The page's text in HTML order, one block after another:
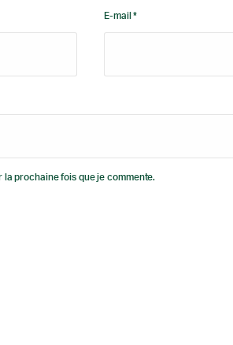
E-mail *
la prochaine fois que je commente.